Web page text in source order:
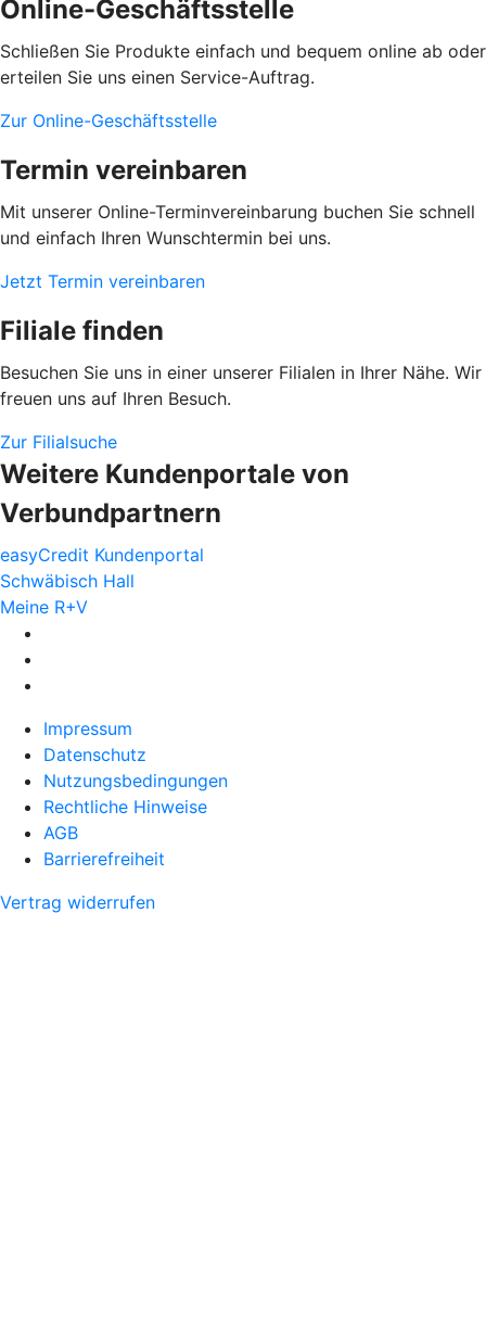
Online-Geschäftsstelle
Schließen Sie Produkte einfach und bequem online ab oder
erteilen Sie uns einen Service-Auftrag.
Zur Online-Geschäftsstelle
Termin vereinbaren
Mit unserer Online-Terminvereinbarung buchen Sie schnell
und einfach Ihren Wunschtermin bei uns.
Jetzt Termin vereinbaren
Filiale finden
Besuchen Sie uns in einer unserer Filialen in Ihrer Nähe. Wir
freuen uns auf Ihren Besuch.
Zur Filialsuche
Weitere Kundenportale von
Verbundpartnern
easyCredit Kundenportal
Schwäbisch Hall
Meine R+V
Impressum
Datenschutz
Nutzungsbedingungen
Rechtliche Hinweise
AGB
Barrierefreiheit
Vertrag widerrufen